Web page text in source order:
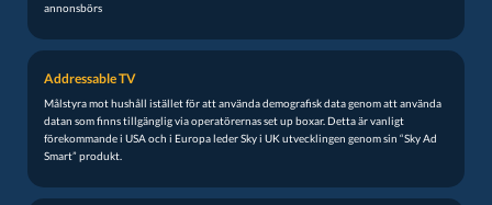
annonsbörs
Addressable TV
Målstyra mot hushåll istället för att använda demografisk data genom att använda
datan som finns tillgänglig via operatörernas set up boxar. Detta är vanligt
förekommande i USA och i Europa leder Sky i UK utvecklingen genom sin “Sky Ad
Smart” produkt.